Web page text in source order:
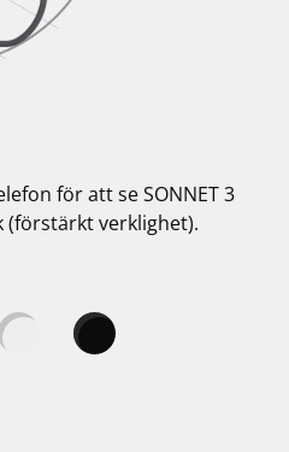
för att se SONNET 3
(förstärkt verklighet).